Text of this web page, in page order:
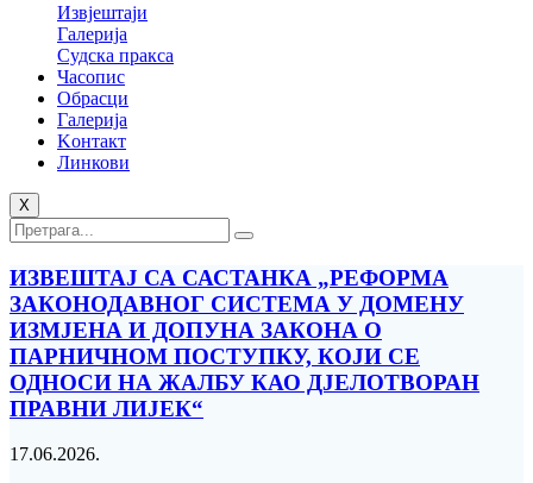
Извјештаји
Галерија
Судска пракса
Часопис
Обрасци
Галерија
Kонтакт
Линкови
X
ИЗВЕШТАЈ СА САСТАНКА „РЕФОРМА
ЗАКОНОДАВНОГ СИСТЕМА У ДОМЕНУ
ИЗМЈЕНА И ДОПУНА ЗАКОНА О
ПАРНИЧНОМ ПОСТУПКУ, КОЈИ СЕ
ОДНОСИ НА ЖАЛБУ КАО ДЈЕЛОТВОРАН
ПРАВНИ ЛИЈЕК“
17.06.2026.